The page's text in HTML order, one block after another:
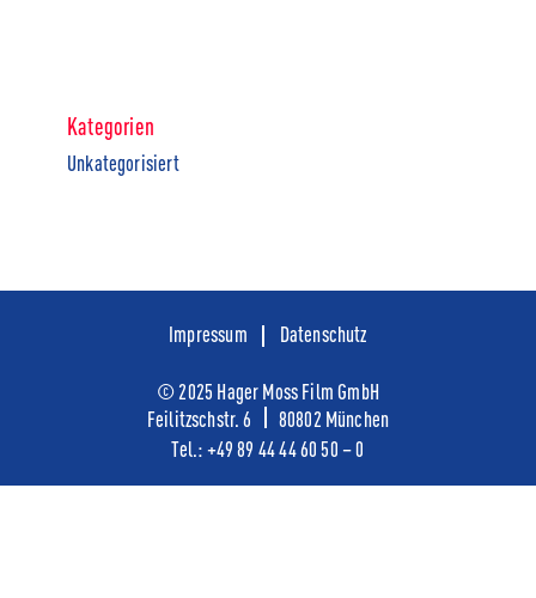
Kategorien
Unkategorisiert
Impressum Datenschutz
© 2025 Hager Moss Film GmbH
Feilitzschstr. 6
80802 München
Tel.:+4989 44 44 60 50 – 0